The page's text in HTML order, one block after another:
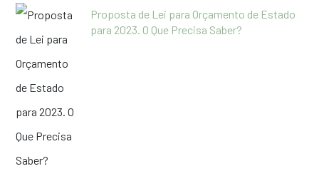
Proposta de Lei para Orçamento de Estado
para 2023. O Que Precisa Saber?